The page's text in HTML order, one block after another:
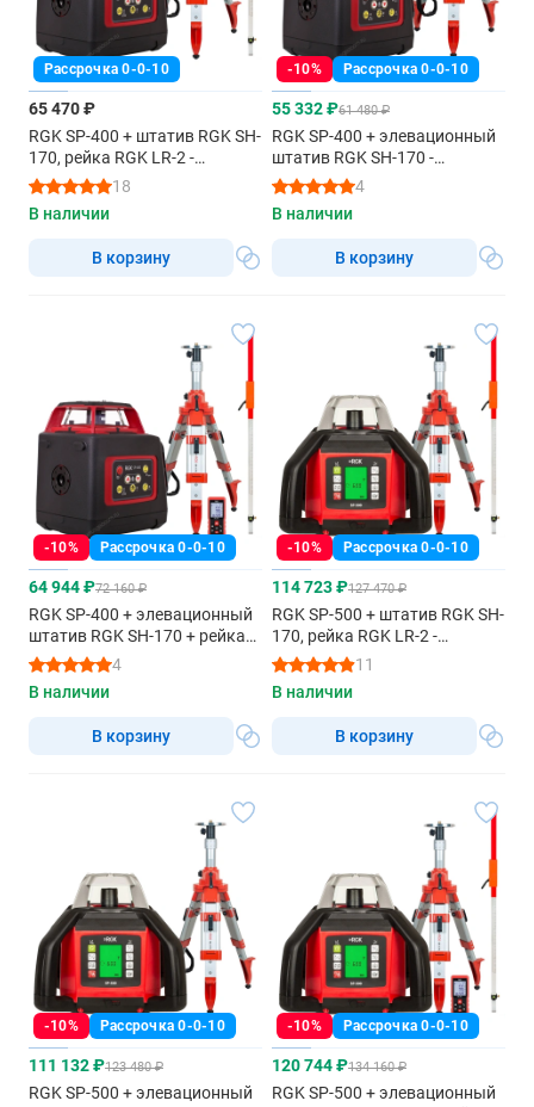
Рассрочка 0-0-10
65 470 ₽
RGK SP-400 + штатив RGK SH-
170, рейка RGK LR-2 -
ротационный нивелир с
красным лучом
18
В наличии
В корзину
-10% Рассрочка 0-0-10
55 332 ₽61 480 ₽
RGK SP-400 + элевационный
штатив RGK SH-170 -
ротационный нивелир с
красным лучом
4
В наличии
В корзину
-10% Рассрочка 0-0-10
64 944 ₽72 160 ₽
RGK SP-400 + элевационный
штатив RGK SH-170 + рейка
RGK LR-2 + дальномер RGK
DL100 - ротационный
нивелир с красным лучом
4
В наличии
В корзину
-10% Рассрочка 0-0-10
114 723 ₽127 470 ₽
RGK SP-500 + штатив RGK SH-
170, рейка RGK LR-2 -
ротационный нивелир с
красным лучом
11
В наличии
В корзину
-10% Рассрочка 0-0-10
111 132 ₽123 480 ₽
RGK SP-500 + элевационный
-10% Рассрочка 0-0-10
120 744 ₽134 160 ₽
RGK SP-500 + элевационный